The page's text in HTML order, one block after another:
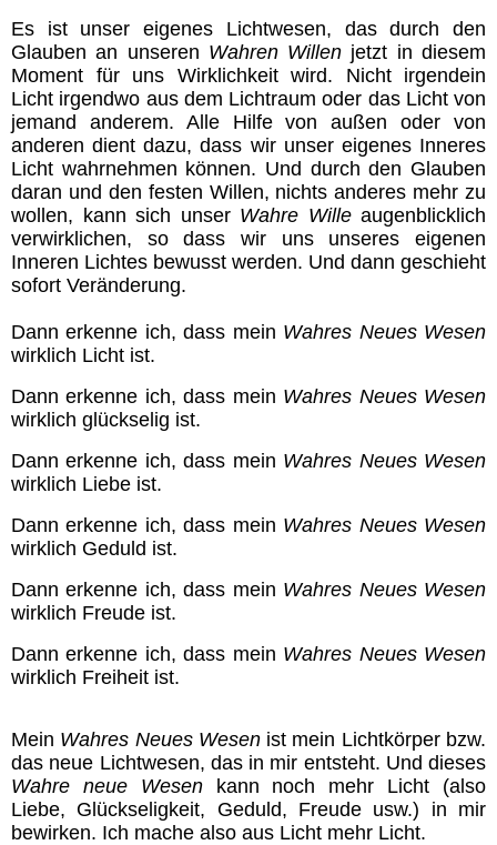
Es ist unser eigenes Lichtwesen, das durch den
Glauben an unseren Wahren Willen jetzt in diesem
Moment für uns Wirklichkeit wird. Nicht irgendein
Licht irgendwo aus dem Lichtraum oder das Licht von
jemand anderem. Alle Hilfe von außen oder von
anderen dient dazu, dass wir unser eigenes Inneres
Licht wahrnehmen können. Und durch den Glauben
daran und den festen Willen, nichts anderes mehr zu
wollen, kann sich unser Wahre Willeaugenblicklich
verwirklichen, so dass wir uns unseres eigenen
Inneren Lichtes bewusst werden. Und dann geschieht
sofort Veränderung.
Dann erkenne ich, dass mein Wahres Neues Wesen
wirklich Licht ist.
Dann erkenne ich, dass mein Wahres Neues Wesen
wirklich glückselig ist.
Dann erkenne ich, dass mein Wahres Neues Wesen
wirklich Liebe ist.
Dann erkenne ich, dass mein Wahres Neues Wesen
wirklich Geduld ist.
Dann erkenne ich, dass mein Wahres Neues Wesen
wirklich Freude ist.
Dann erkenne ich, dass mein Wahres Neues Wesen
wirklich Freiheit ist.
Mein Wahres Neues Wesenist mein Lichtkörper bzw.
das neue Lichtwesen, das in mir entsteht. Und dieses
Wahre neue Wesenkann noch mehr Licht (also
Liebe, Glückseligkeit, Geduld, Freude usw.) in mir
bewirken. Ich mache also aus Licht mehr Licht.